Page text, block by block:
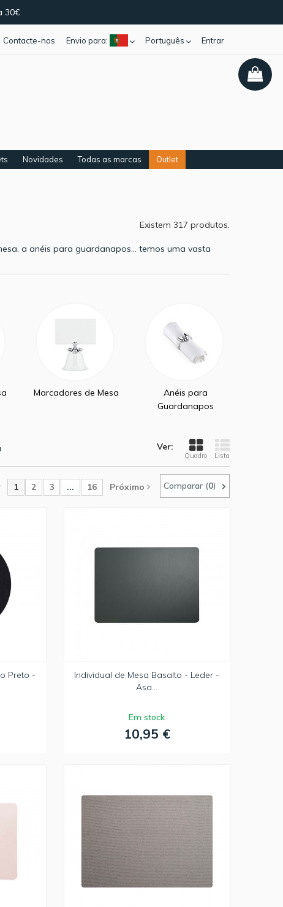
30€
Entrar
Português
Envio para:
Contacte-nos
Novidades Todas as marcas Outlet
Existem 317 produtos.
a anéis para guardanapos… temos uma vasta
Marcadores de Mesa
Anéis para
Guardanapos
Ver:
Quadro Lista
Comparar (0)
1 2 3 ... 16 Próximo
Preto -
Individual de Mesa Basalto - Leder -
Asa...
Em stock
10,95 €